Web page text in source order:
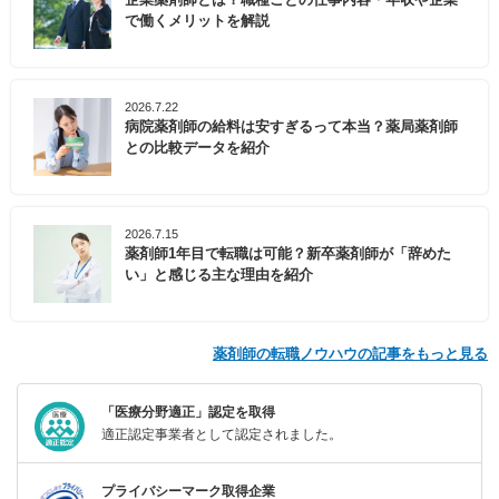
で働くメリットを解説
2026.7.22
病院薬剤師の給料は安すぎるって本当？薬局薬剤師
との比較データを紹介
2026.7.15
薬剤師1年目で転職は可能？新卒薬剤師が「辞めた
い」と感じる主な理由を紹介
薬剤師の転職ノウハウの記事をもっと見る
「医療分野適正」認定を取得
適正認定事業者として認定されました。
プライバシーマーク取得企業